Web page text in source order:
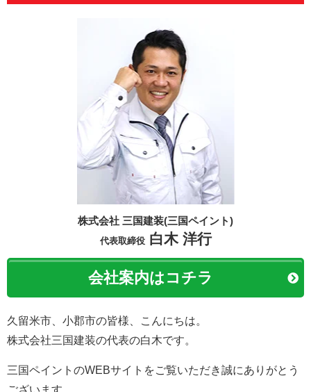
株式会社 三国建装(三国ペイント)
代表取締役白木 洋行
会社案内はコチラ
久留米市、小郡市の皆様、こんにちは。
株式会社三国建装の代表の白木です。
三国ペイントのWEBサイトをご覧いただき誠にありがとう